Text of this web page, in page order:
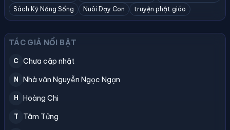
Sách Kỹ Năng Sống
Nuôi Dạy Con truyện phật giáo
TÁC GIẢ NỔI BẬT
C Chưa cập nhật
N Nhà văn Nguyễn Ngọc Ngạn
H Hoàng Chi
T Tâm Tửng